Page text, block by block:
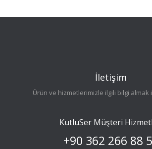
İletişim
Ürün ve hizmetlerimizle ilgili bilgi almak
KutluSer Müşteri
+90 362 266 88